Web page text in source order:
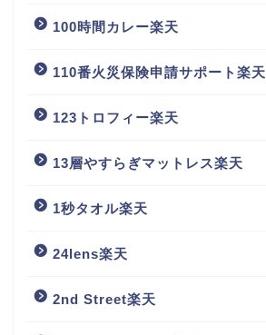
100時間カレー楽天
110番火災保険申請サポート楽天
123トロフィー楽天
13層やすらぎマットレス楽天
1秒タオル楽天
24lens楽天
2nd Street楽天